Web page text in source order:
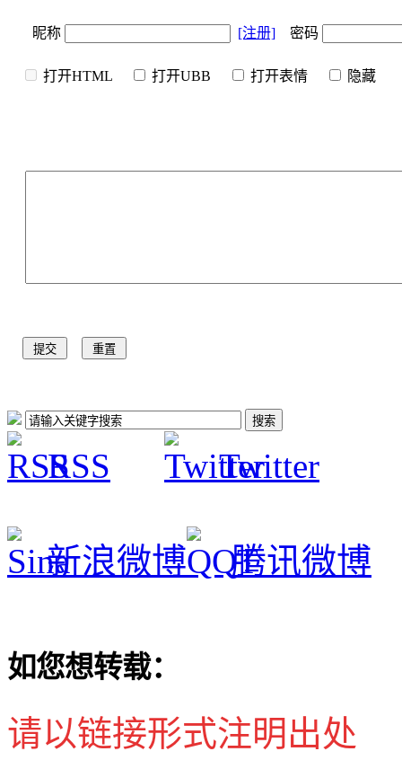
昵称 [注册] 密码
打开HTML 打开UBB 打开表情 隐
RSS Twitter
新浪微博 腾讯微博
如您想转载：
请以链接形式注明出处